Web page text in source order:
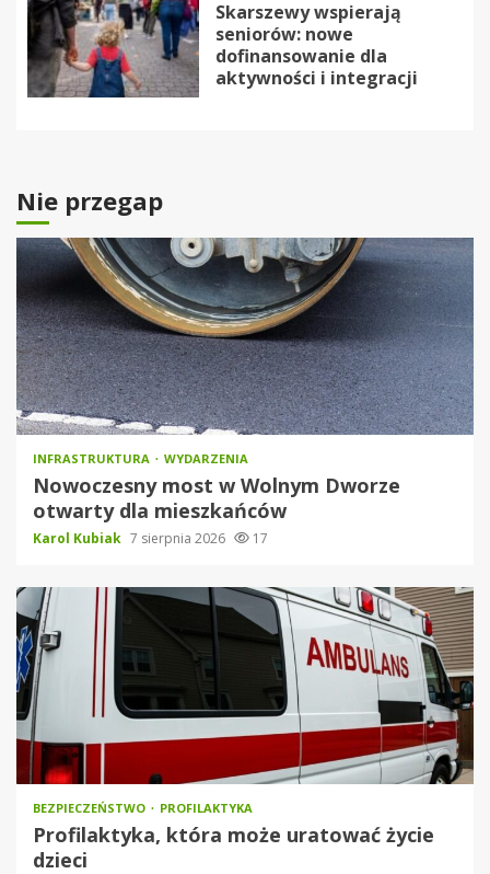
Skarszewy wspierają
seniorów: nowe
dofinansowanie dla
aktywności i integracji
Nie przegap
INFRASTRUKTURA WYDARZENIA
Nowoczesny most w Wolnym Dworze
otwarty dla mieszkańców
Karol Kubiak 7 sierpnia 2026 17
BEZPIECZEŃSTWO PROFILAKTYKA
Profilaktyka, która może uratować życie
dzieci